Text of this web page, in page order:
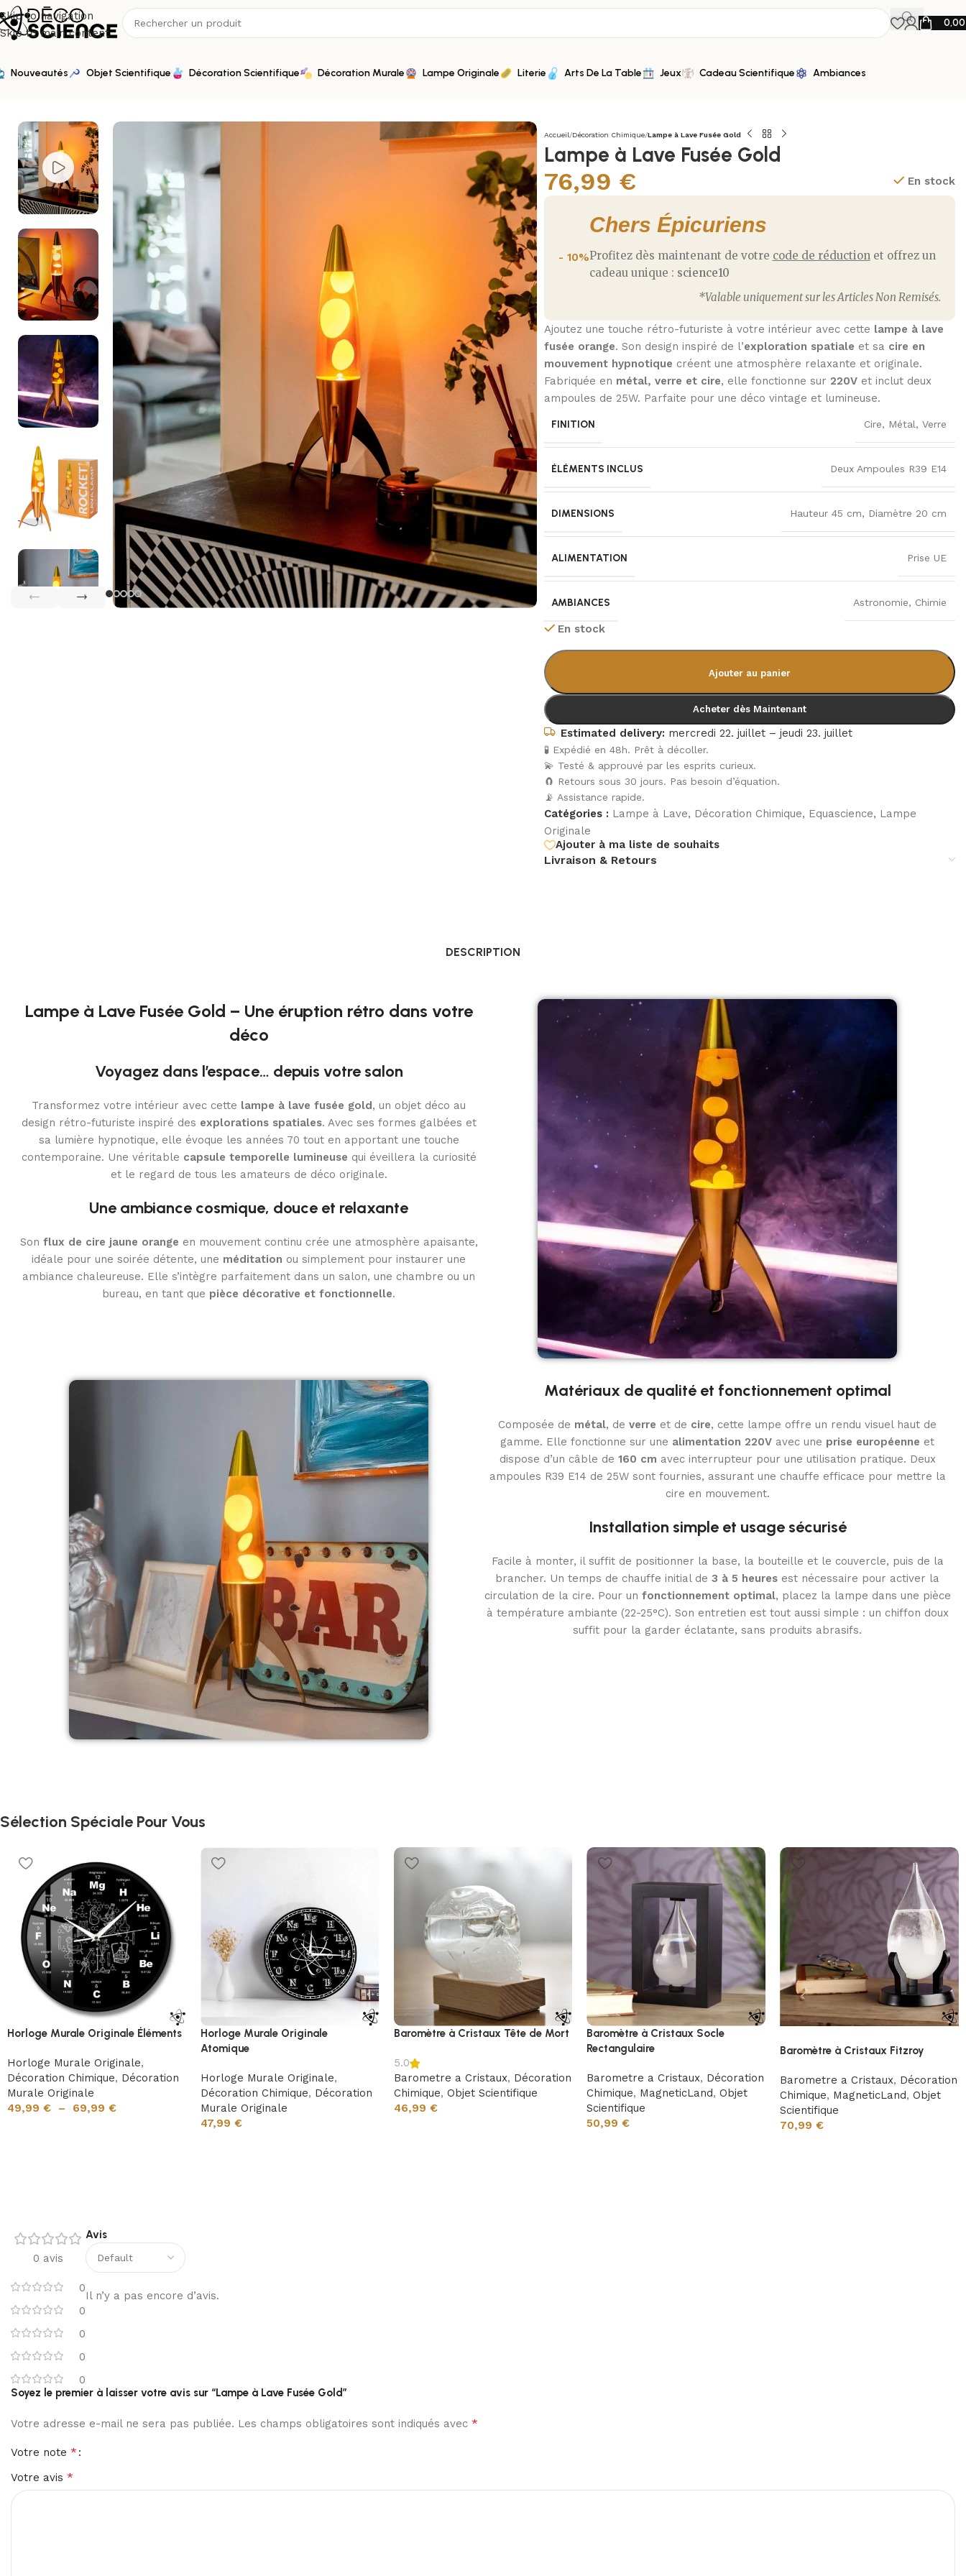
Skip to navigation
Skip to main content
Nouveautés Objet Scientifique Décoration Scientifique Décoration Murale Lampe Originale Literie Arts De La Table Jeux Cadeau Scientifique Ambiances
Accueil/Décoration Chimique/Lampe à Lave Fusée Gold
Lampe à Lave Fusée Gold
76,99 € En stock
- 10%
Chers Épicuriens
Profitez dès maintenant de votre code de réduction et offrez un
cadeau unique : science10
*Valable uniquement sur les Articles Non Remisés.
Ajoutez une touche rétro-futuriste à votre intérieur avec cette lampe à lave
fusée orange. Son design inspiré de l’exploration spatiale et sa cire en
mouvement hypnotique créent une atmosphère relaxante et originale.
Fabriquée en métal, verre et cire, elle fonctionne sur 220Vet inclut deux
ampoules de 25W. Parfaite pour une déco vintage et lumineuse.
FINITION Cire, Métal, Verre
ÉLÉMENTS INCLUS Deux Ampoules R39 E14
DIMENSIONS Hauteur 45 cm, Diamètre 20 cm​
ALIMENTATION Prise UE
AMBIANCES Astronomie, Chimie
En stock
Ajouter au panier
Acheter dès Maintenant
Estimated delivery: mercredi 22. juillet – jeudi 23. juillet
🧪 Expédié en 48h. Prêt à décoller.
💫 Testé & approuvé par les esprits curieux.
🧲 Retours sous 30 jours. Pas besoin d’équation.
📡 Assistance rapide.
Catégories : Lampe à Lave, Décoration Chimique, Equascience, Lampe
Originale
Ajouter à ma liste de souhaits
Livraison & Retours
DESCRIPTION
Lampe à Lave Fusée Gold – Une éruption rétro dans votre
déco
Voyagez dans l’espace… depuis votre salon
Transformez votre intérieur avec cette lampe à lave fusée gold, un objet déco au
design rétro-futuriste inspiré des explorations spatiales. Avec ses formes galbées et
sa lumière hypnotique, elle évoque les années 70 tout en apportant une touche
contemporaine. Une véritable capsule temporelle lumineuse qui éveillera la curiosité
et le regard de tous les amateurs de déco originale.
Une ambiance cosmique, douce et relaxante
Son flux de cire jaune orange en mouvement continu crée une atmosphère apaisante,
idéale pour une soirée détente, une méditation ou simplement pour instaurer une
ambiance chaleureuse. Elle s’intègre parfaitement dans un salon, une chambre ou un
bureau, en tant que pièce décorative et fonctionnelle.
Matériaux de qualité et fonctionnement optimal
Composée de métal, de verre et de cire, cette lampe offre un rendu visuel haut de
gamme. Elle fonctionne sur une alimentation 220V avec une prise européenne et
dispose d’un câble de 160 cm avec interrupteur pour une utilisation pratique. Deux
ampoules R39 E14 de 25W sont fournies, assurant une chauffe efficace pour mettre la
cire en mouvement.
Installation simple et usage sécurisé
Facile à monter, il suffit de positionner la base, la bouteille et le couvercle, puis de la
brancher. Un temps de chauffe initial de 3 à 5 heures est nécessaire pour activer la
circulation de la cire. Pour un fonctionnement optimal, placez la lampe dans une pièce
à température ambiante (22-25°C). Son entretien est tout aussi simple : un chiffon doux
suffit pour la garder éclatante, sans produits abrasifs.
Sélection Spéciale Pour Vous
Horloge Murale Originale Éléments
Horloge Murale Originale,
Décoration Chimique, Décoration
Murale Originale
49,99 € – 69,99 €
Horloge Murale Originale
Atomique
Horloge Murale Originale,
Décoration Chimique, Décoration
Murale Originale
47,99 €
Baromètre à Cristaux Tête de Mort
5.0
Barometre a Cristaux, Décoration
Chimique, Objet Scientifique
46,99 €
Baromètre à Cristaux Socle
Rectangulaire
Barometre a Cristaux, Décoration
Chimique, MagneticLand, Objet
Scientifique
50,99€
Baromètre à Cristaux Fitzroy
Barometre a Cristaux, Décoration
Chimique, MagneticLand, Objet
Scientifique
70,99€
0 avis
0
0
0
0
0
Avis
Il n’y a pas encore d’avis.
Soyez le premier à laisser votre avis sur “Lampe à Lave Fusée Gold”
Votre adresse e-mail ne sera pas publiée. Les champs obligatoires sont indiqués avec *
Votre note *
Votre avis *